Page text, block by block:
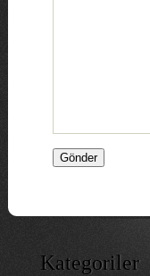
Kategoriler